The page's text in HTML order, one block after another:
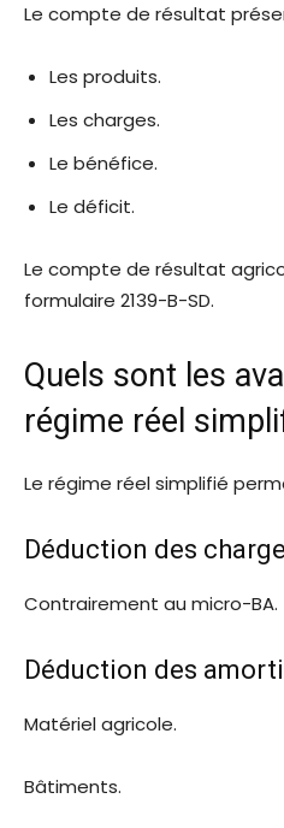
Le compte de résultat
Les produits.
Les charges.
Le bénéfice.
Le déficit.
Le compte de résultat
formulaire 2139-B-SD.
Quels sont les
régime réel
Le régime réel simplifié
Déduction des
Contrairement au micro-BA.
Déduction des
Matériel agricole.
Bâtiments.